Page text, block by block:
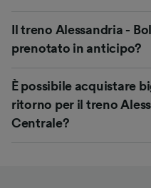
Il treno Alessandria -
prenotato in anticipo?
È possibile acquistare
ritorno per il treno
Centrale?